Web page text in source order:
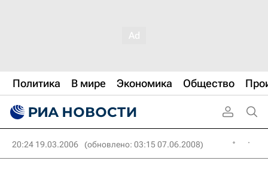
Политика В мире Экономика Общество
20:24 19.03.2006 (обновлено: 03:15 07.06.2008)